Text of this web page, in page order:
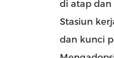
di atap
Stasiun
dan kunci